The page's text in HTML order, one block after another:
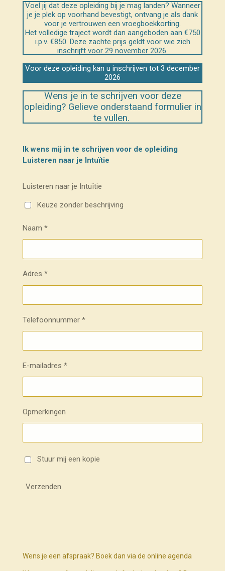
Voel jij dat deze opleiding bij je mag landen? Wanneer
je je plek op voorhand bevestigt, ontvang je als dank
voor je vertrouwen een vroegboekkorting.
Het volledige traject wordt dan aangeboden aan €750
i.p.v. €850. Deze zachte prijs geldt voor wie zich
inschrijft voor 29 november 2026.
Voor deze opleiding kan u inschrijven tot 3 december
2026
Wens je in te schrijven voor deze
opleiding? Gelieve onderstaand formulier in
te vullen.
Ik wens mij in te schrijven voor de opleiding
Luisteren naar je Intuïtie
Luisteren naar je Intuïtie
Keuze zonder beschrijving
Naam *
Adres *
Telefoonnummer *
E-mailadres *
Opmerkingen
Stuur mij een kopie
Verzenden
Wens je een afspraak? Boek dan via de online agenda